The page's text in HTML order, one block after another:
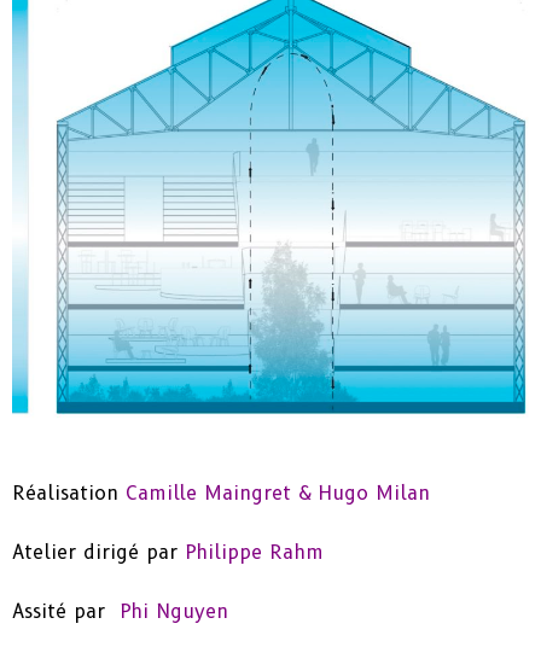
Réalisation Camille Maingret & Hugo Milan
Atelier dirigé par Philippe Rahm
Assité par Phi Nguyen